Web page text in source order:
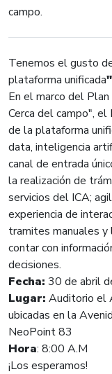
campo.
Tenemos el gusto
plataforma unificada
En el marco del
Cerca del campo",
de la plataforma
data, inteligencia
canal de entrada
la realización de
servicios del ICA;
experiencia de
tramites manuales
contar con
decisiones.
Fecha: 30 de abril
Lugar: Auditorio el
ubicadas en la
NeoPoint 83
Hora: 8:00 A.M
¡Los esperamos!